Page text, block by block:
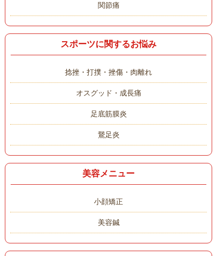
関節痛
スポーツに関するお悩み
捻挫・打撲・挫傷・肉離れ
オスグッド・成長痛
足底筋膜炎
鵞足炎
美容メニュー
小顔矯正
美容鍼